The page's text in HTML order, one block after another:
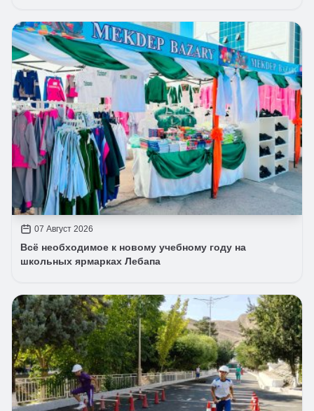
07 Август 2026
Всё необходимое к новому учебному году на
школьных ярмарках Лебапа